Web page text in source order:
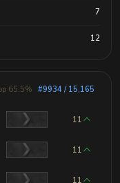
7
12
65.5% #9934 / 15,165
11
11
11